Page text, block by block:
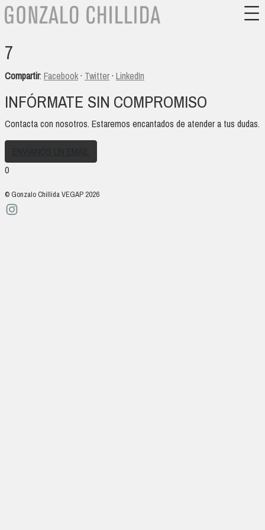
7
Compartir: Facebook· Twitter· LinkedIn
INFÓRMATE SIN COMPROMISO
Contacta con nosotros. Estaremos encantados de atender a tus dudas.
0
© Gonzalo Chillida VEGAP 2026